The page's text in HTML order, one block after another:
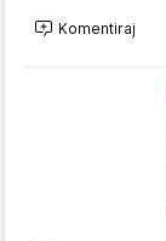
Komentiraj